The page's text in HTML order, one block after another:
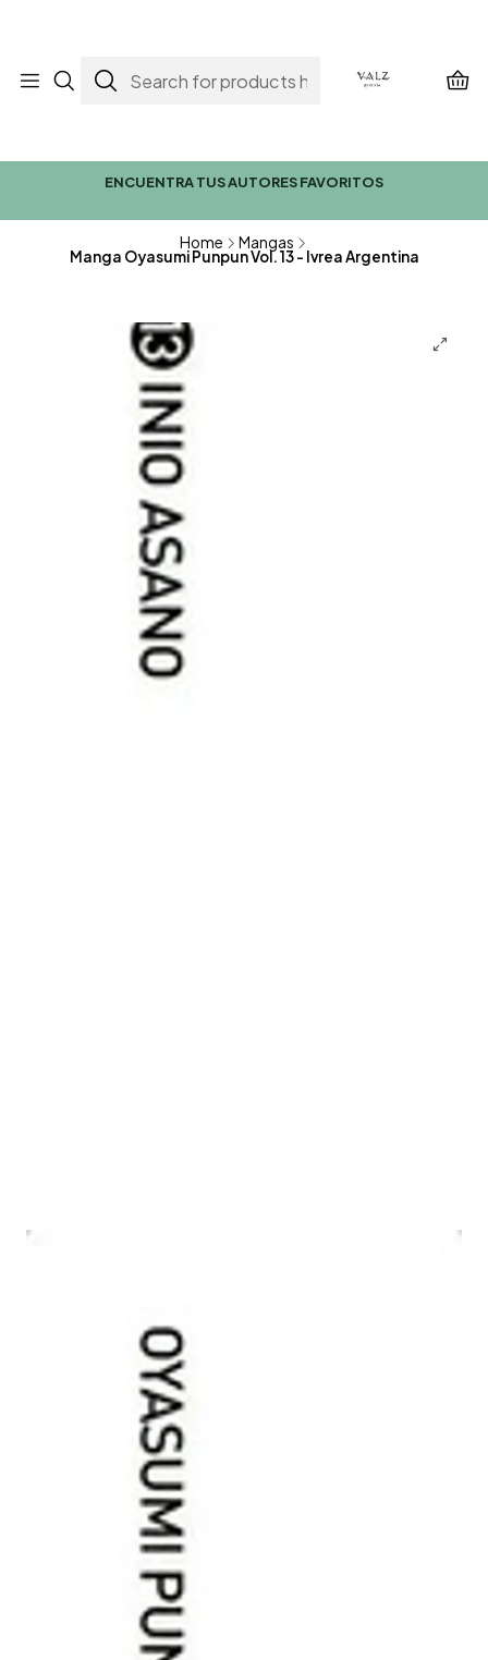
ENCUENTRA TUS AUTORES FAVORITOS
Home Mangas
Manga Oyasumi Punpun Vol. 13 - Ivrea Argentina